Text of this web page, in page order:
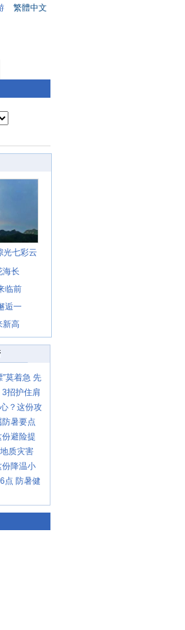
繁體中文
光七彩云
海长
临前
逅一
新高
莫着急 先
招护住肩
？这份攻
暑要点
避险提
质灾害
降温小
点 防暑健